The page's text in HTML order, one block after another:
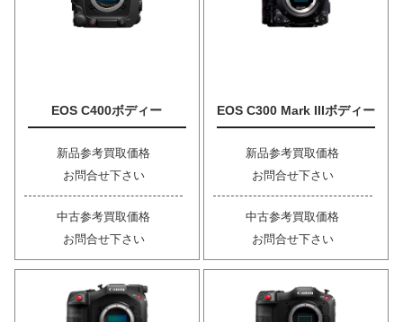
EOS C400ボディー
新品参考買取価格
お問合せ下さい
中古参考買取価格
お問合せ下さい
EOS C300 Mark IIIボディー
新品参考買取価格
お問合せ下さい
中古参考買取価格
お問合せ下さい